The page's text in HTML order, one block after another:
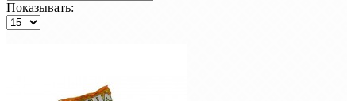
Показывать: